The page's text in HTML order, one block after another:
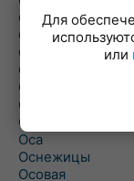
Олтуш
Ольманы
Ольпень
Ольшаны
Омельная
Ополь
Орехово
Оса
Оснежицы
Осовая
Для
или